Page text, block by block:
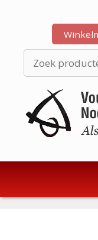
inhoud
inhoud
naar: